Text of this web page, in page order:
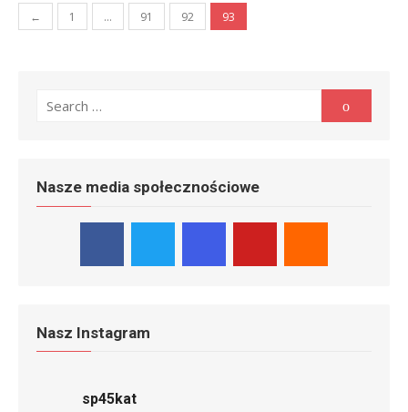
Stronicowanie
wpisów
← 1 … 91 92 93
for:
Nasze media społecznościowe
Nasz Instagram
sp45kat